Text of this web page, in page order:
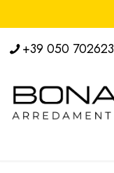
+39 050 702623